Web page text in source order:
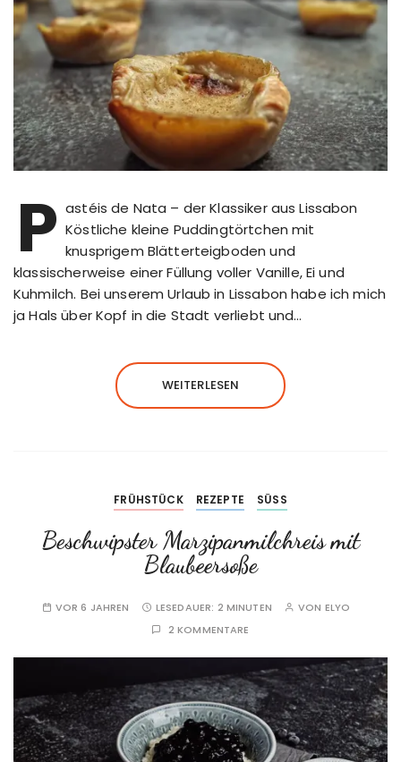
P astéis de Nata – der Klassiker aus Lissabon
Köstliche kleine Puddingtörtchen mit
knusprigem Blätterteigboden und
klassischerweise einer Füllung voller Vanille, Ei und
Kuhmilch. Bei unserem Urlaub in Lissabon habe ich mich
ja Hals über Kopf in die Stadt verliebt und…
WEITERLESEN
FRÜHSTÜCK REZEPTE SÜSS
Beschwipster Marzipanmilchreis mit
Blaubeersoße
VOR 6 JAHREN LESEDAUER: 2 MINUTEN VON ELYO
2 KOMMENTARE